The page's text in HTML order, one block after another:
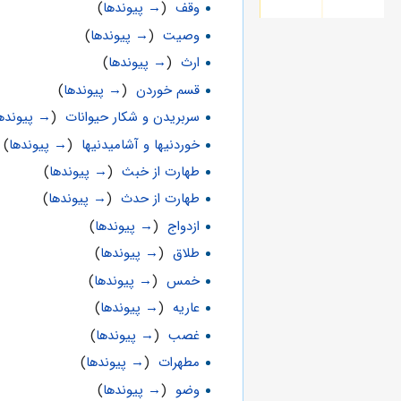
وقف‏
(→ پیوندها)
وصیت‏
(→ پیوندها)
ارث‏
(→ پیوندها)
قسم خوردن‏
(→ پیوندها)
سربریدن و شكار حیوانات‏
(
→
خوردنیها و آشامیدنیها (→ پیوندها)
طهارت از خبث‏
(→ پیوندها)
طهارت از حدث‏
(→ پیوندها)
ازدواج‏
(→ پیوندها)
طلاق‏
(→ پیوندها)
خمس‏
(→ پیوندها)
عاریه‏
(→ پیوندها)
غصب‏
(→ پیوندها)
مطهرات‏
(→ پیوندها)
وضو (→ پیوندها)